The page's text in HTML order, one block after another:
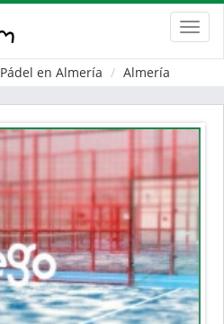
Pádel en Almería Almería